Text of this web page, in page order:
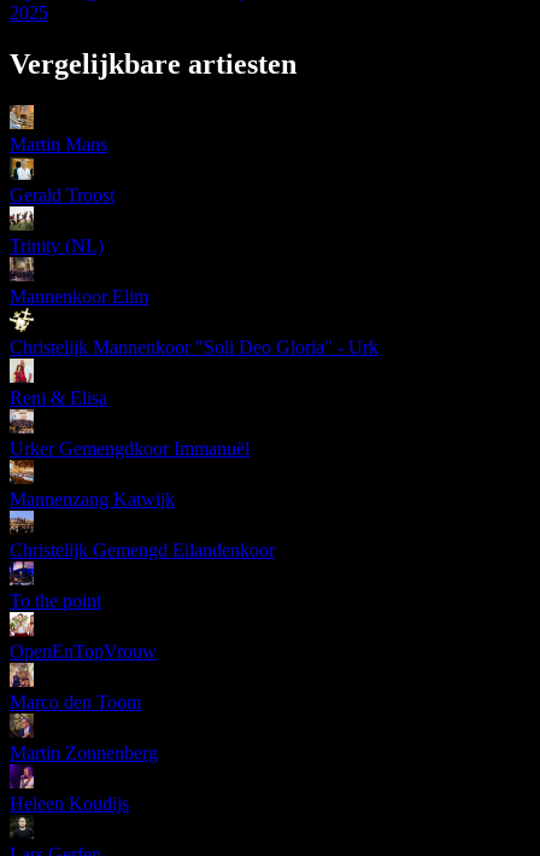
2025
Vergelijkbare artiesten
Martin Mans
Gerald Troost
Trinity (NL)
Mannenkoor Elim
Christelijk Mannenkoor "Soli Deo Gloria" - Urk
Reni & Elisa
Urker Gemengdkoor Immanuël
Mannenzang Katwijk
Christelijk Gemengd Eilandenkoor
To the point
OpenEnTopVrouw
Marco den Toom
Martin Zonnenberg
Heleen Koudijs